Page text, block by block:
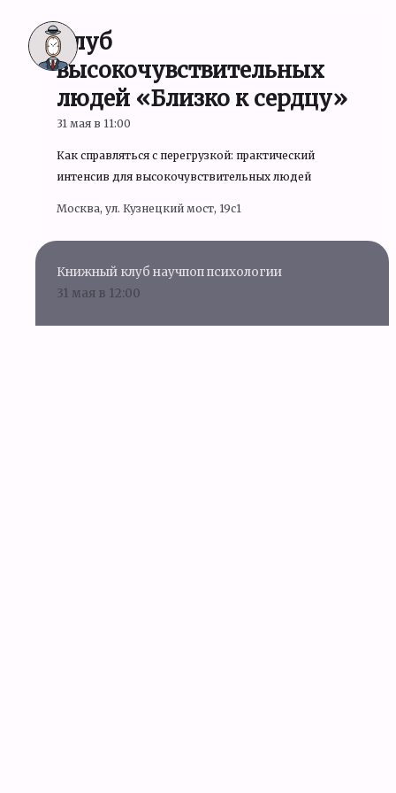
Клуб
высокочувствительных
людей «Близко к сердцу»
31 мая в 11:00
Как справляться с перегрузкой: практический
интенсив для высокочувствительных людей
Москва, ул. Кузнецкий мост, 19c1
Книжный клуб научпоп психологии
31 мая в 12:00